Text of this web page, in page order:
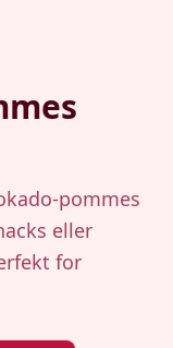
pommes
eller
for